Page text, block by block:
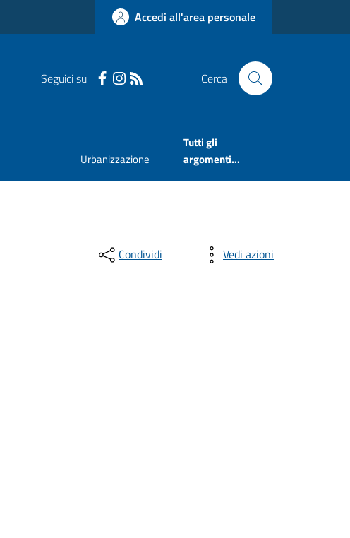
Accedi all'area personale
Seguici su Cerca
Urbanizzazione
Tutti gli
argomenti...
Condividi Vedi azioni